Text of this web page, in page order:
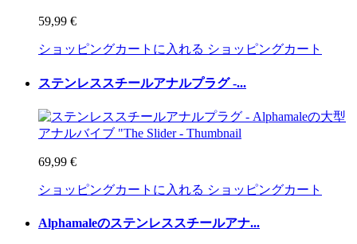
59,99 €
ショッピングカートに入れる ショッピングカート
ステンレススチールアナルプラグ -...
69,99 €
ショッピングカートに入れる ショッピングカート
Alphamaleのステンレススチールアナ...